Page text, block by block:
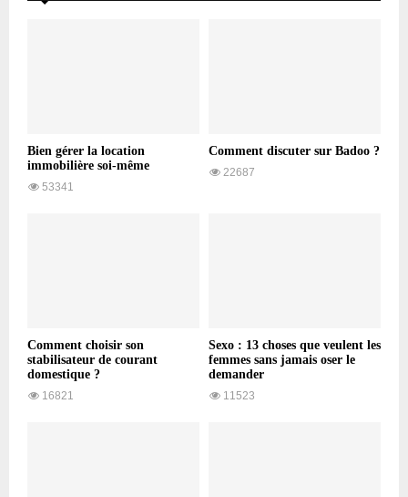
Bien gérer la location
immobilière soi-même
53341
Comment discuter sur Badoo ?
22687
Comment choisir son
stabilisateur de courant
domestique ?
16821
Sexo : 13 choses que veulent les
femmes sans jamais oser le
demander
11523